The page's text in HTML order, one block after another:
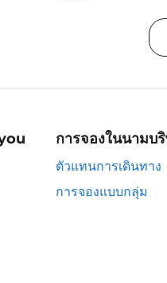
การจองในนามบ
ตัวแทนการเดินทาง
การจองแบบกลุ่ม